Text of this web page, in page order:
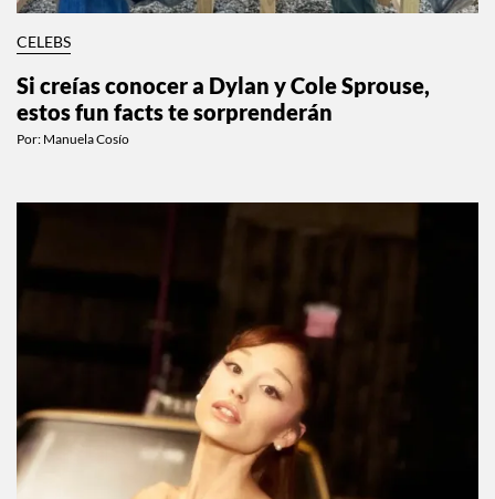
CELEBS
Si creías conocer a Dylan y Cole Sprouse,
estos fun facts te sorprenderán
Por: Manuela Cosío